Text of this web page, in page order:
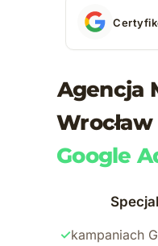
Agencja
Google
✓kampaniach